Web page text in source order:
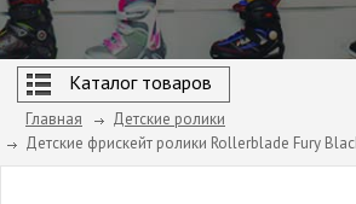
Каталог товаров
Главная
Детские ролики
Детские фрискейт ролики Rollerblade Fury